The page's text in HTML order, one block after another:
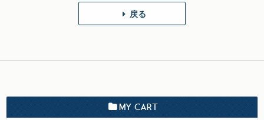
戻る
MY CART